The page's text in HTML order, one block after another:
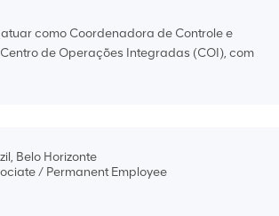
como Coordenadora de Controle e
de Operações Integradas (COI), com
Belo Horizonte
/ Permanent Employee